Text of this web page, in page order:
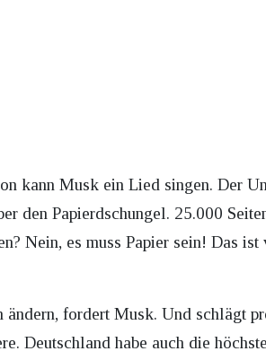
kann Musk ein Lied singen. Der
den Papierdschungel. 25.000
Nein, es muss Papier sein! Das
fordert Musk. Und schlägt
Deutschland habe auch die